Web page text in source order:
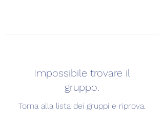
Impossibile trovare il
gruppo.
Torna alla lista dei gruppi e riprova.